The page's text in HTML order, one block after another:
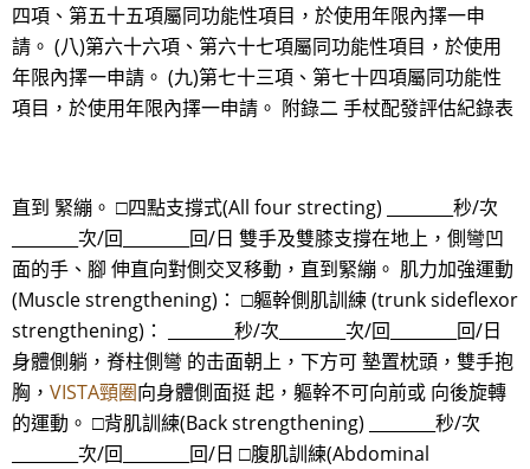
四項、第五十五項屬同功能性項目，於使用年限內擇一申
請。 (八)第六十六項、第六十七項屬同功能性項目，於使用
年限內擇一申請。 (九)第七十三項、第七十四項屬同功能性
項目，於使用年限內擇一申請。 附錄二 手杖配發評估紀錄表
直到 緊繃。 □四點支撐式(All four strecting) ________秒/次
________次/回________回/日 雙手及雙膝支撐在地上，側彎凹
面的手、腳 伸直向對側交叉移動，直到緊繃。 肌力加強運動
(Muscle strengthening)： □軀幹側肌訓練 (trunk sideflexor
strengthening)： ________秒/次________次/回________回/日
身體側躺，脊柱側彎 的击面朝上，下方可 墊置枕頭，雙手抱
胸， VISTA頸圈向身體側面挺 起，軀幹不可向前或 向後旋轉
的運動。 □背肌訓練(Back strengthening) ________秒/次
________次/回________回/日 □腹肌訓練(Abdominal